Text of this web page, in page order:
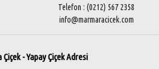
Telefon : (0212) 567 2358
info@marmaracicek.com
- Yapay Çiçek Adresi